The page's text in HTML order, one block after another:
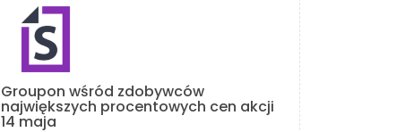
Groupon wśród zdobywców
największych procentowych cen akcji
14 maja